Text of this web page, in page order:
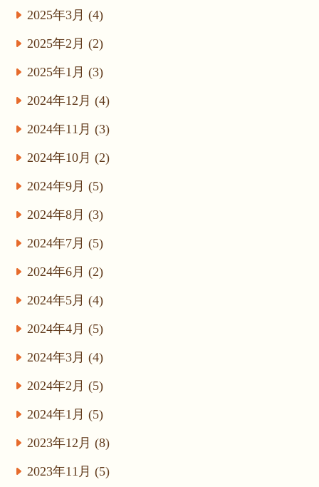
2025年3月 (4)
2025年2月 (2)
2025年1月 (3)
2024年12月 (4)
2024年11月 (3)
2024年10月 (2)
2024年9月 (5)
2024年8月 (3)
2024年7月 (5)
2024年6月 (2)
2024年5月 (4)
2024年4月 (5)
2024年3月 (4)
2024年2月 (5)
2024年1月 (5)
2023年12月 (8)
2023年11月 (5)